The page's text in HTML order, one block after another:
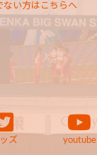
ない方はこちらへ
ズ youtube